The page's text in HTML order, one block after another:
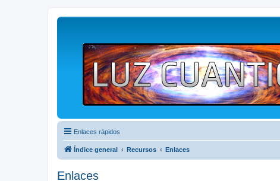
Enlaces rápidos
Índice general Recursos Enlaces
Enlaces